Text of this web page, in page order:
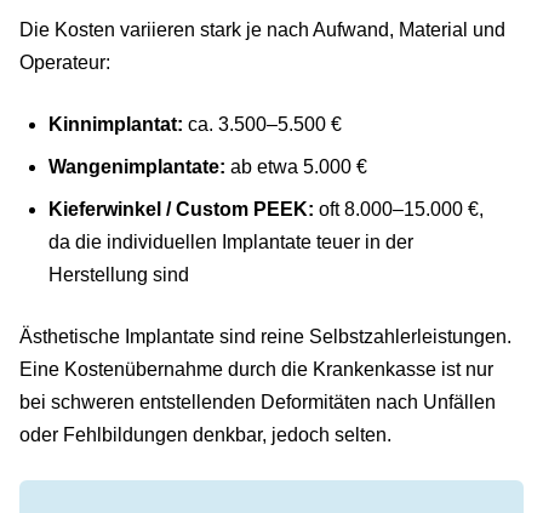
Die Kosten variieren stark je nach Aufwand, Material und
Operateur:
Kinnimplantat: ca. 3.500–5.500 €
Wangenimplantate: ab etwa 5.000 €
Kieferwinkel / Custom PEEK: oft 8.000–15.000 €,
da die individuellen Implantate teuer in der
Herstellung sind
Ästhetische Implantate sind reine Selbstzahlerleistungen.
Eine Kostenübernahme durch die Krankenkasse ist nur
bei schweren entstellenden Deformitäten nach Unfällen
oder Fehlbildungen denkbar, jedoch selten.